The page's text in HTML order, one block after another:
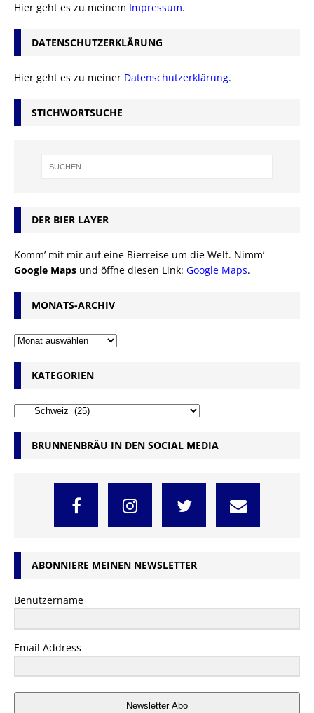
Hier geht es zu meinem Impressum.
DATENSCHUTZERKLÄRUNG
Hier geht es zu meiner Datenschutzerklärung.
STICHWORTSUCHE
DER BIER LAYER
Komm’ mit mir auf eine Bierreise um die Welt. Nimm’
Google Maps und öffne diesen Link: Google Maps.
MONATS-ARCHIV
KATEGORIEN
BRUNNENBRÄU IN DEN SOCIAL MEDIA
ABONNIERE MEINEN NEWSLETTER
Benutzername
Email Address
Newsletter Abo